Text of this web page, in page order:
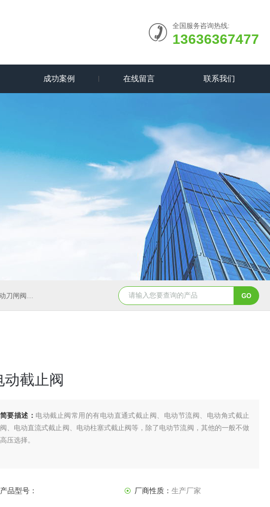
全国服务咨询热线:
13636367477
成功案例 在线留言 联系我们
刀闸阀 造纸行业电动刀闸阀选型 dn200湖泉电动截止阀 一
动截止阀
简要描述： 电动截止阀常用的有电动直通式截止阀、电动节流阀、电动角式截止
阀、电动直流式截止阀、电动柱塞式截止阀等，除了电动节流阀，其他的一般不做
高压选择。
产品型号： 厂商性质： 生产厂家